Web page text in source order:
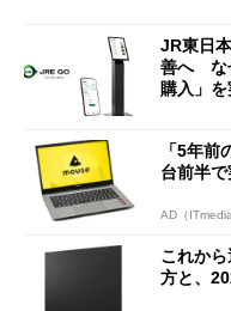
JR東日
善へ な
購入」を
「5年
台前半
AD（
これか
方と、